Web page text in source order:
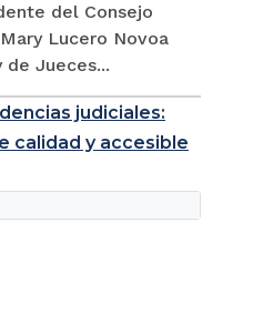
del Consejo
Lucero Novoa
Jueces...
judiciales:
calidad y accesible